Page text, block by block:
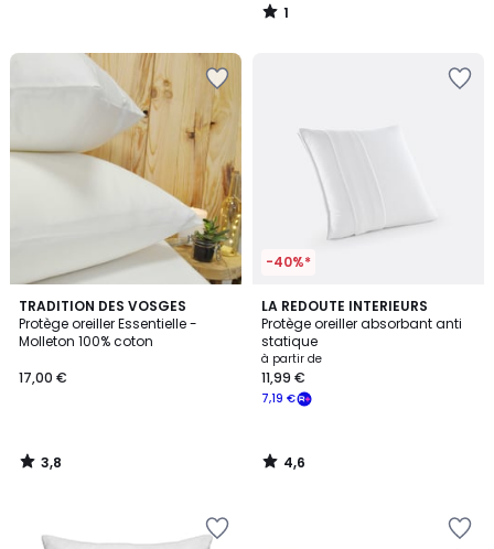
1
/
TRADITION DES VOSGES
Protège oreiller Essentielle -
Molleton 100% coton
17,00 €
3,8
/ 5
3,8
/
-40%*
LA REDOUTE INTERIEURS
Protège oreiller absorbant anti
statique
à partir de
7,19 €
11,99 €
4,6
/ 5
4,6
/